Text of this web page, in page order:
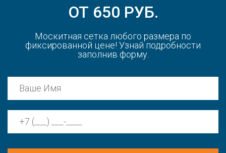
ОТ 650 РУБ.
Москитная сетка любого размера по
фиксированной цене! Узнай подробности
заполнив форму.